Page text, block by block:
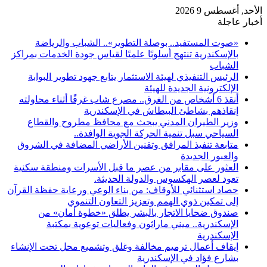
الأحد, أغسطس 9 2026
أخبار عاجلة
«صوت المستفيد.. بوصلة التطوير».. الشباب والرياضة
بالإسكندرية تنتهج أسلوبًا علميًا لقياس جودة الخدمات بمراكز
الشباب
الرئيس التنفيذي لهيئة الاستثمار يتابع جهود تطوير البوابة
الإلكترونية الجديدة للهيئة
أنقذ 6 أشخاص من الغرق.. مصرع شاب غرقًا أثناء محاولته
إنقاذهم بشاطئ البيطاش في الإسكندرية
وزير الطيران المدني يبحث مع محافظ مطروح والقطاع
السياحي سبل تنمية الحركة الجوية الوافدة..
متابعة تنفيذ المرافق وتقنين الأراضي المضافة في الشروق
والعبور الجديدة
العثور على مقابر من عصر ما قبل الأسرات ومنطقة سكنية
تعود لعصر الهكسوس والدولة الحديثة.
حصاد استثنائي للأوقاف: من بناء الوعي ورعاية حفظة القرآن
إلى تمكين ذوي الهمم وتعزيز التعاون التنموي
صندوق ضحايا الاتجار بالبشر يطلق «خطوة أمان» من
الإسكندرية.. ميني ماراثون وفعاليات توعوية بمكتبة
الإسكندرية
إيقاف أعمال ترميم مخالفة وغلق وتشميع محل تحت الإنشاء
بشارع فؤاد في الإسكندرية